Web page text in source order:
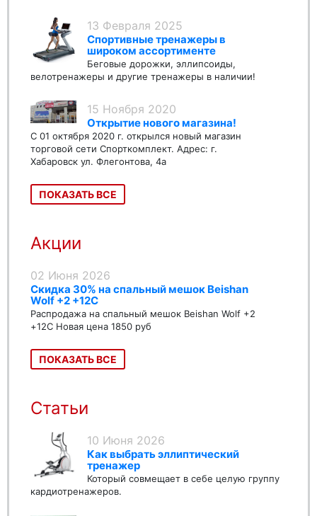
13 Февраля 2025
Спортивные тренажеры в
широком ассортименте
Беговые дорожки, эллипсоиды,
велотренажеры и другие тренажеры в наличии!
15 Ноября 2020
Открытие нового магазина!
С 01 октября 2020 г. открылся новый магазин
торговой сети Спорткомплект. Адрес: г.
Хабаровск ул. Флегонтова, 4а
ПОКАЗАТЬ ВСЕ
Акции
02 Июня 2026
Скидка 30% на спальный мешок Beishan
Wolf +2 +12C
Распродажа на спальный мешок Beishan Wolf +2
+12C Новая цена 1850 руб
ПОКАЗАТЬ ВСЕ
Статьи
10 Июня 2026
Как выбрать эллиптический
тренажер
Который совмещает в себе целую группу
кардиотренажеров.